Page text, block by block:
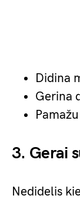
Didina
Gerina
3. Gerai
Nedidelis